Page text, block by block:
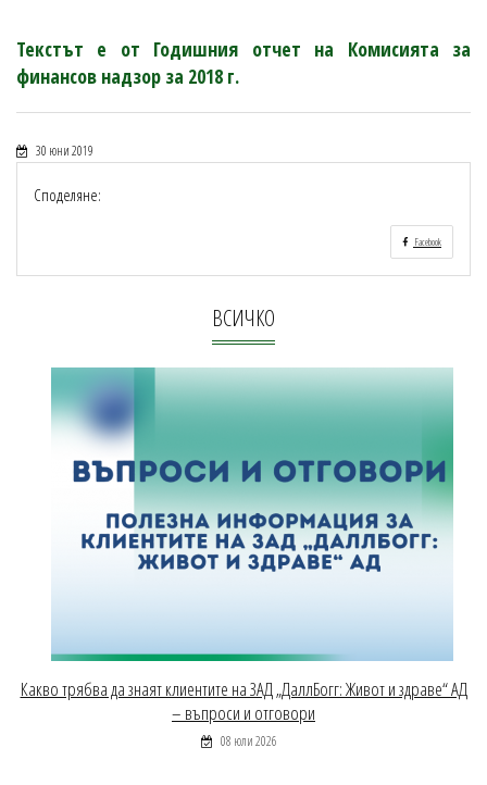
Текстът е от Годишния отчет на Комисията за
финансов надзор за 2018 г.
30 юни 2019
Споделяне:
Facebook
ВСИЧКО
Какво трябва да знаят клиентите на ЗАД „ДаллБогг: Живот и здраве“ АД
– въпроси и отговори
08 юли 2026